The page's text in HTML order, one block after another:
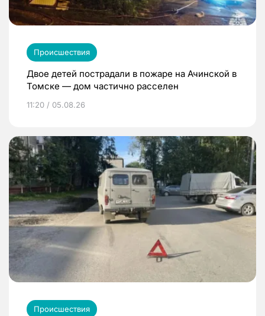
Происшествия
Двое детей пострадали в пожаре на Ачинской в
Томске — дом частично расселен
11:20 / 05.08.26
Происшествия